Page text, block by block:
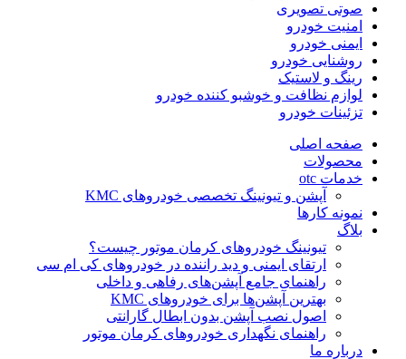
صوتی تصویری
امنیت خودرو
ایمنی خودرو
روشنایی خودرو
رینگ و لاستیک
لوازم نظافت و خوشبو کننده خودرو
تزئینات خودرو
صفحه اصلی
محصولات
خدمات otc
آپشن و تیونینگ تخصصی خودروهای KMC
نمونه کارها
بلاگ
تیونینگ خودروهای کرمان موتور چیست؟
ارتقای ایمنی و دید راننده در خودروهای کی ام سی
راهنمای جامع آپشن‌های رفاهی و داخلی
بهترین آپشن‌ها برای خودروهای KMC
اصول نصب آپشن بدون ابطال گارانتی
راهنمای نگهداری خودروهای کرمان موتور
درباره ما